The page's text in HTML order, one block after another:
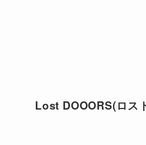
Lost DOOORS(ロス